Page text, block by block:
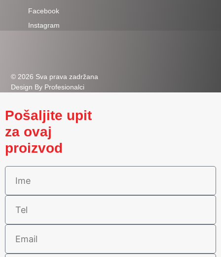
Facebook
Instagram
© 2026 Sva prava zadržana
Design By Profesionalci
Pošaljite upit
za ovaj
proizvod